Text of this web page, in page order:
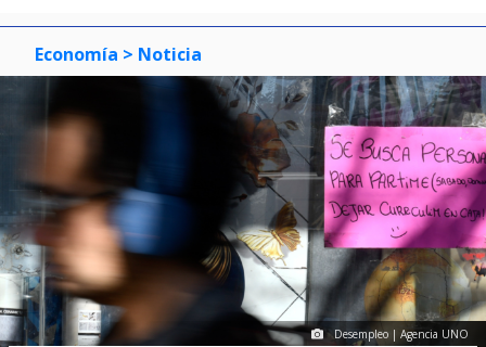
Economía > Noticia
Desempleo | Agencia UNO